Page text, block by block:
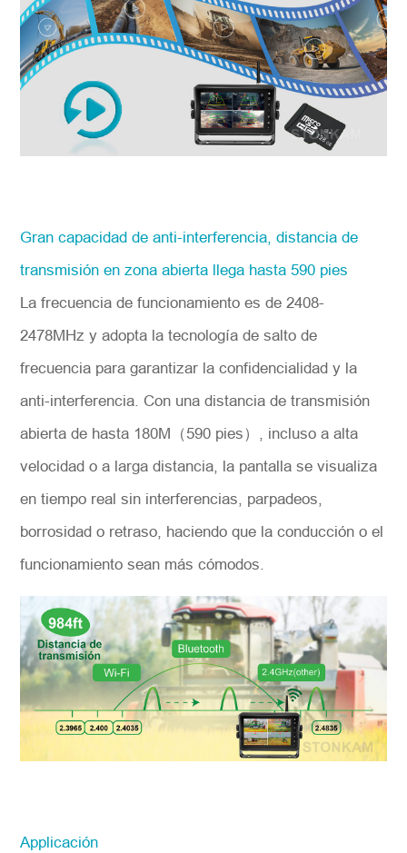
Gran capacidad de anti-interferencia, distancia de
transmisión en zona abierta llega hasta 590 pies
La frecuencia de funcionamiento es de 2408-
2478MHz y adopta la tecnología de salto de
frecuencia para garantizar la confidencialidad y la
anti-interferencia. Con una distancia de transmisión
abierta de hasta 180M（590 pies）, incluso a alta
velocidad o a larga distancia, la pantalla se visualiza
en tiempo real sin interferencias, parpadeos,
borrosidad o retraso, haciendo que la conducción o el
funcionamiento sean más cómodos.
Applicación